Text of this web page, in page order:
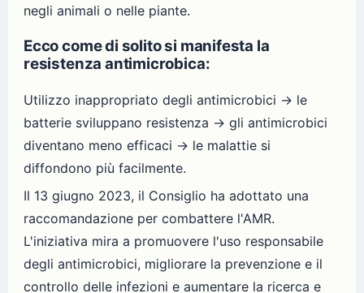
negli animali o nelle piante.
Ecco come di solito si manifesta la
resistenza antimicrobica:
Utilizzo inappropriato degli antimicrobici → le
batterie sviluppano resistenza → gli antimicrobici
diventano meno efficaci → le malattie si
diffondono più facilmente.
Il 13 giugno 2023, il Consiglio ha adottato una
raccomandazione per combattere l'AMR.
L'iniziativa mira a promuovere l'uso responsabile
degli antimicrobici, migliorare la prevenzione e il
controllo delle infezioni e aumentare la ricerca e